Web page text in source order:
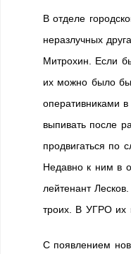
В отделе
неразлучных
Митрохин. Если
их можно было
оперативниками
выпивать после
продвигаться по
Недавно к ним в
лейтенант
троих. В УГРО их
С появлением